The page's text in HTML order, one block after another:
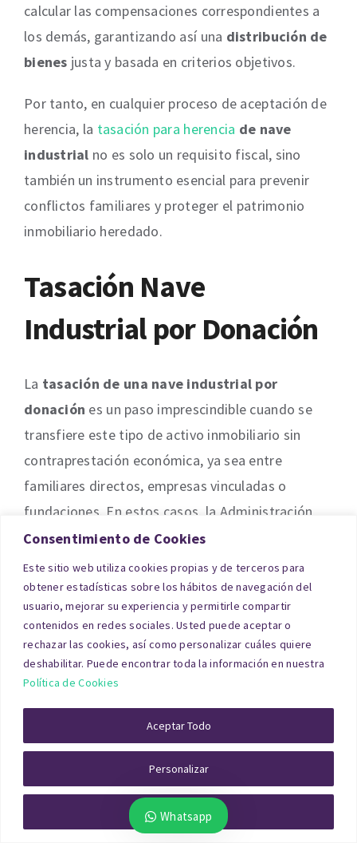
Consentimiento de Cookies
Este sitio web utiliza cookies propias y de terceros para
obtener estadísticas sobre los hábitos de navegación del
usuario, mejorar su experiencia y permitirle compartir
contenidos en redes sociales. Usted puede aceptar o
rechazar las cookies, así como personalizar cuáles quiere
deshabilitar. Puede encontrar toda la información en nuestra
Política de Cookies
Personalizar
Rechazar Todo
Aceptar Todo
calcular las compensaciones correspondientes a
los demás, garantizando así una distribución de
bienes justa y basada en criterios objetivos.
Por tanto, en cualquier proceso de aceptación de
herencia, la tasación para herencia de nave
industrial no es solo un requisito fiscal, sino
también un instrumento esencial para prevenir
conflictos familiares y proteger el patrimonio
inmobiliario heredado.
Tasación Nave
Industrial por Donación
La tasación de una nave industrial por
donación es un paso imprescindible cuando se
transfiere este tipo de activo inmobiliario sin
contraprestación económica, ya sea entre
familiares directos, empresas vinculadas o
fundaciones. En estos casos, la Administración
exige declarar el valor real del bien donado, y para
ello se debe aportar uninforme de tasación
oficialemitido por un técnico competente.
El valor determinado en la tasación servirá de
base para calcular el
Impuesto sobre
Donaciones, que varía según la comunidad
autónoma, el grado de parentesco entre donante
y donatario, y la existencia de bonificaciones
fiscales. Una tasación mal realizada o no
documentada puede implicar que Hacienda
aplique una comprobación de valores, imponiendo
una liquidación superior a la esperada. Por eso es
Whatsapp